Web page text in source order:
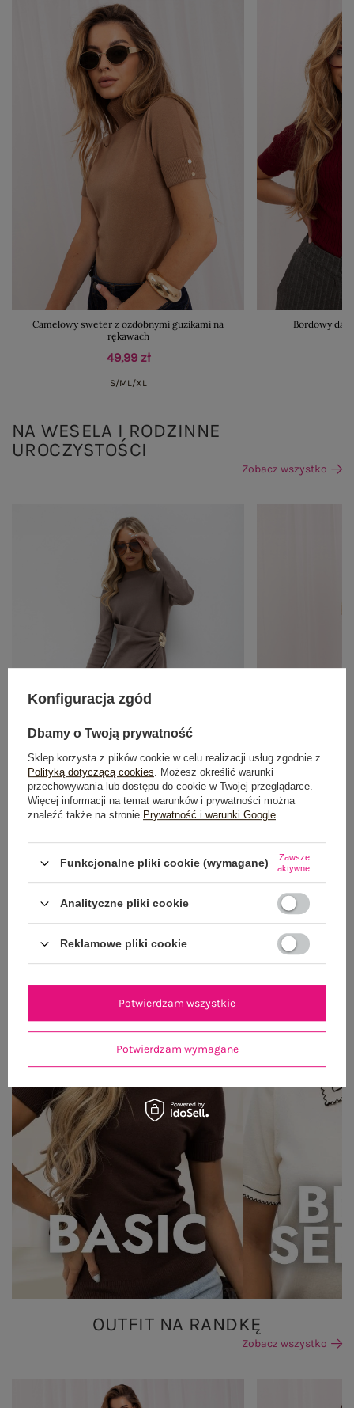
Camelowy sweter z ozdobnymi guzikami na
rękawach
49,99 zł
S/ML/XL
Bordowy
NA WESELA I RODZINNE
UROCZYSTOŚCI
Zobacz wszystko
OUTFIT NA RANDKĘ
Zobacz wszystko
Konfiguracja zgód
Dbamy o Twoją prywatność
Sklep korzysta z plików cookie w celu realizacji usług zgodnie z
Polityką dotyczącą cookies. Możesz określić warunki
przechowywania lub dostępu do cookie w Twojej przeglądarce.
Więcej informacji na temat warunków i prywatności można
znaleźć także na stronie Prywatność i warunki Google.
Funkcjonalne pliki cookie (wymagane)
Zawsze
aktywne
Analityczne pliki cookie
Reklamowe pliki cookie
Potwierdzam wymagane
Potwierdzam wszystkie